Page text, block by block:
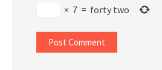
× 7 = forty two